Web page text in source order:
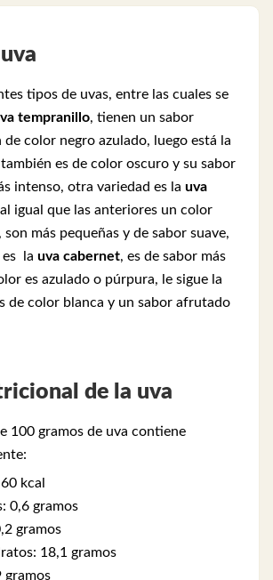
tipos de uvas, entre las cuales se
tempranillo, tienen un sabor
color negro azulado, luego está la
también es de color oscuro y su sabor
intenso, otra variedad es la uva
igual que las anteriores un color
son más pequeñas y de sabor suave,
es la uva cabernet, es de sabor más
es azulado o púrpura, le sigue la
de color blanca y un sabor afrutado
de la uva
100 gramos de uva contiene
kcal
0,6 gramos
gramos
18,1 gramos
gramos